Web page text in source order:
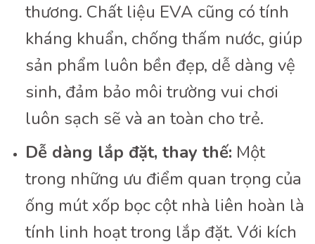
thương. Chất liệu EVA cũng có tính
kháng khuẩn, chống thấm nước, giúp
sản phẩm luôn bền đẹp, dễ dàng vệ
sinh, đảm bảo môi trường vui chơi
luôn sạch sẽ và an toàn cho trẻ.
Dễ dàng lắp đặt, thay thế: Một
trong những ưu điểm quan trọng của
ống mút xốp bọc cột nhà liên hoàn là
tính linh hoạt trong lắp đặt. Với kích